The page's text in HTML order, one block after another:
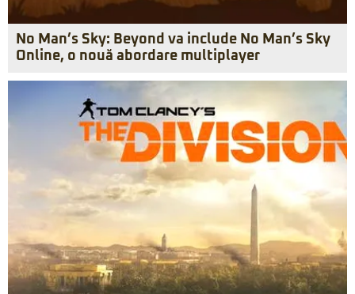
No Man’s Sky: Beyond va include No Man’s Sky
Online, o nouă abordare multiplayer